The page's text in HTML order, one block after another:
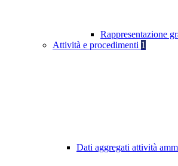
Rappresentazione
Attività e procedimenti 1
Dati aggregati attività